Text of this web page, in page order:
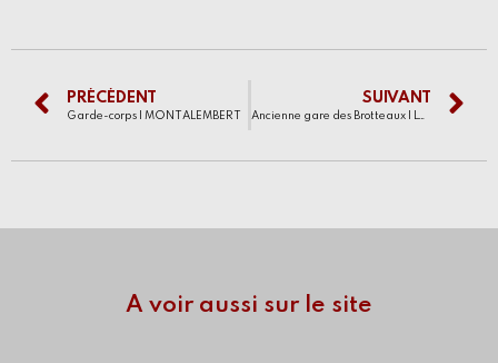
PRÉCÉDENT
Garde-corps | MONTALEMBERT
SUIVANT
A voir aussi sur le site